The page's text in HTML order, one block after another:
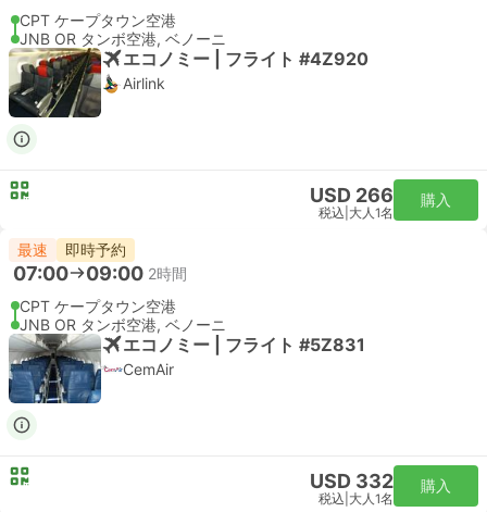
CPT ケープタウン空港
JNB OR タンボ空港, ベノーニ
エコノミー | フライト #4Z920
Airlink
USD 266
税込 大人1名
購入
最速 即時予約
07:00 09:00 2時間
CPT ケープタウン空港
JNB OR タンボ空港, ベノーニ
エコノミー | フライト #5Z831
CemAir
USD 332
税込 大人1名
購入